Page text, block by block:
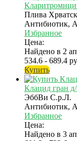
Плива
Антибиотик,
Избранное
Цена:
Найдено в 2
534.6 - 689.4
Купить
Клацид гран
ЭббВи С.р.Л.
Антибиотик,
Избранное
Цена:
Найдено в 3